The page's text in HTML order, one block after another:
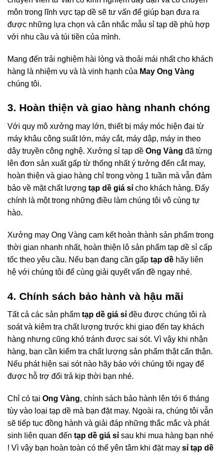
môn trong lĩnh vực tạp dề sẽ tư vấn để giúp bạn đưa ra
được những lựa chọn và cân nhắc mẫu sỉ tạp dề phù hợp
với nhu cầu và túi tiền của mình.
Mang đến trải nghiệm hài lòng và thoải mái nhất cho khách
hàng là nhiệm vụ và là vinh hạnh của May Ong Vàng
chúng tôi.
3. Hoàn thiện và giao hàng nhanh chóng
Với quy mô xưởng may lớn, thiết bị máy móc hiện đại từ
máy khâu công suất lớn, máy cắt, máy dập, máy in theo
dây truyền công nghệ. Xưởng sỉ tạp dề Ong Vàng đã từng
lên đơn sản xuất gấp từ thống nhất ý tưởng đến cắt may,
hoàn thiện và giao hàng chỉ trong vòng 1 tuần mà vẫn đảm
bảo về mặt chất lượng tạp dề giá sỉ cho khách hàng. Đấy
chính là một trong những điều làm chúng tôi vô cùng tự
hào.
Xưởng may Ong Vàng cam kết hoàn thành sản phẩm trong
thời gian nhanh nhất, hoàn thiện lô sản phẩm tạp dề sỉ cấp
tốc theo yêu cầu. Nếu bạn đang cần gấp tạp dề hãy liên
hệ với chúng tôi để cùng giải quyết vấn đề ngay nhé.
4. Chính sách bảo hành và hậu mãi
Tất cả các sản phẩm tạp dề giá sỉ đều được chúng tôi rà
soát và kiêm tra chất lượng trước khi giao đến tay khách
hàng nhưng cũng khó tránh được sai sót. Vì vậy khi nhận
hàng, bạn cần kiểm tra chất lượng sản phẩm thật cẩn thận.
Nếu phát hiện sai sót nào hãy báo với chúng tôi ngay để
được hỗ trợ đổi trả kịp thời bạn nhé.
Chỉ có tại Ong Vàng, chính sách bảo hành lên tới 6 tháng
tùy vào loại tạp dề mà bạn đặt may. Ngoài ra, chúng tôi vẫn
sẽ tiếp tục đồng hành và giải đáp những thắc mắc và phát
sinh liên quan đến tạp dề giá sỉ sau khi mua hàng bạn nhé
! Vì vậy bạn hoàn toàn có thể yên tâm khi đặt may sỉ tạp dề